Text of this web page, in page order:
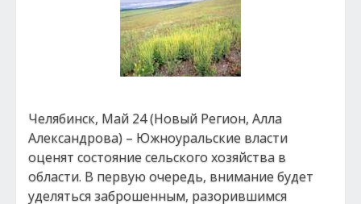
Челябинск, Май 24 (Новый Регион, Алла
Александрова) – Южноуральские власти
оценят состояние сельского хозяйства в
области. В первую очередь, внимание будет
уделяться заброшенным, разорившимся